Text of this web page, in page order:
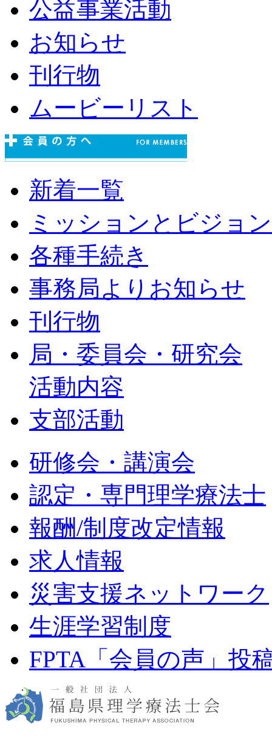
公益事業活動
お知らせ
刊行物
ムービーリスト
新着一覧
ミッションとビジョン
各種手続き
事務局よりお知らせ
刊行物
局・委員会・研究会
活動内容
支部活動
研修会・講演会
認定・専門理学療法士
報酬/制度改定情報
求人情報
災害支援ネットワーク
生涯学習制度
FPTA「会員の声」投